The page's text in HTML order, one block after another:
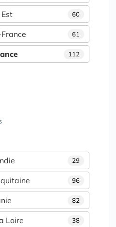
60
61
112
29
96
82
38
Loire